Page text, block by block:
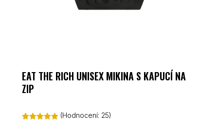
EAT THE RICH UNISEX MIKINA S KAPUCÍ NA
ZIP
(Hodnocení: 25)